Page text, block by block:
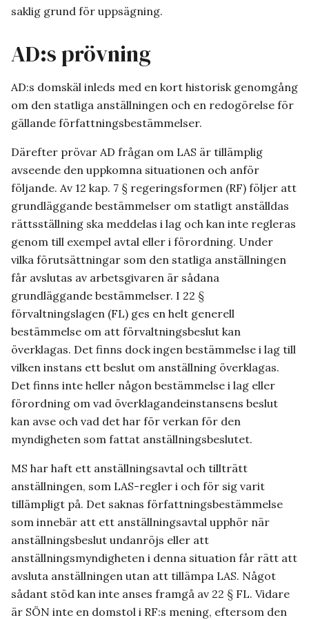
saklig grund för uppsägning.
AD:s prövning
AD:s domskäl inleds med en kort historisk genomgång
om den statliga anställningen och en redogörelse för
gällande författningsbestämmelser.
Därefter prövar AD frågan om LAS är tillämplig
avseende den uppkomna situationen och anför
följande. Av 12 kap. 7 § regeringsformen (RF) följer att
grundläggande bestämmelser om statligt anställdas
rättsställning ska meddelas i lag och kan inte regleras
genom till exempel avtal eller i förordning. Under
vilka förutsättningar som den statliga anställningen
får avslutas av arbetsgivaren är sådana
grundläggande bestämmelser. I 22 §
förvaltningslagen (FL) ges en helt generell
bestämmelse om att förvaltningsbeslut kan
överklagas. Det finns dock ingen bestämmelse i lag till
vilken instans ett beslut om anställning överklagas.
Det finns inte heller någon bestämmelse i lag eller
förordning om vad överklagandeinstansens beslut
kan avse och vad det har för verkan för den
myndigheten som fattat anställningsbeslutet.
MS har haft ett anställningsavtal och tillträtt
anställningen, som LAS-regler i och för sig varit
tillämpligt på. Det saknas författningsbestämmelse
som innebär att ett anställningsavtal upphör när
anställningsbeslut undanröjs eller att
anställningsmyndigheten i denna situation får rätt att
avsluta anställningen utan att tillämpa LAS. Något
sådant stöd kan inte anses framgå av 22 § FL. Vidare
är SÖN inte en domstol i RF:s mening, eftersom den